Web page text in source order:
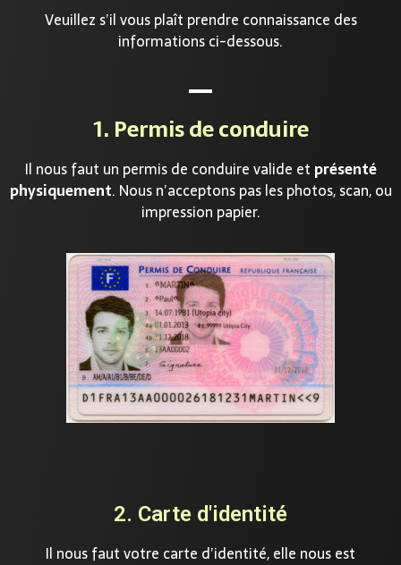
Veuillez s’il vous plaît prendre connaissance des
informations ci-dessous.
1. Permis de conduire
Il nous faut un permis de conduire valide et présenté
physiquement. Nous n’acceptons pas les photos, scan, ou
impression papier.
2. Carte d'identité
Il nous faut votre carte d’identité, elle nous est